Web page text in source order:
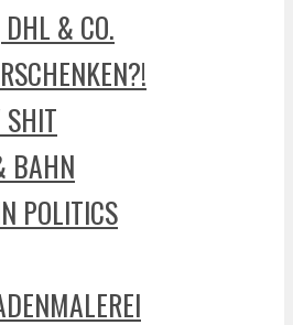
DHL & CO.
SHIT
BAHN
POLITICS